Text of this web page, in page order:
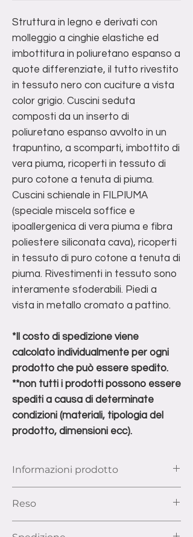
Struttura in legno e derivati con
molleggio a cinghie elastiche ed
imbottitura in poliuretano espanso a
quote differenziate, il tutto rivestito
in tessuto nero con cuciture a vista
color grigio. Cuscini seduta
composti da un inserto di
poliuretano espanso avvolto in un
trapuntino, a scomparti, imbottito di
vera piuma, ricoperti in tessuto di
puro cotone a tenuta di piuma.
Cuscini schienale in FILPIUMA
(speciale miscela soffice e
ipoallergenica di vera piuma e fibra
poliestere siliconata cava), ricoperti
in tessuto di puro cotone a tenuta di
piuma. Rivestimenti in tessuto sono
interamente sfoderabili. Piedi a
vista in metallo cromato a pattino.
*Il costo di spedizione viene
calcolato individualmente per ogni
prodotto che può essere spedito.
**non tutti i prodotti possono essere
spediti a causa di determinate
condizioni (materiali, tipologia del
prodotto, dimensioni ecc).
Informazioni prodotto
Rivestimento: tessuto
Reso